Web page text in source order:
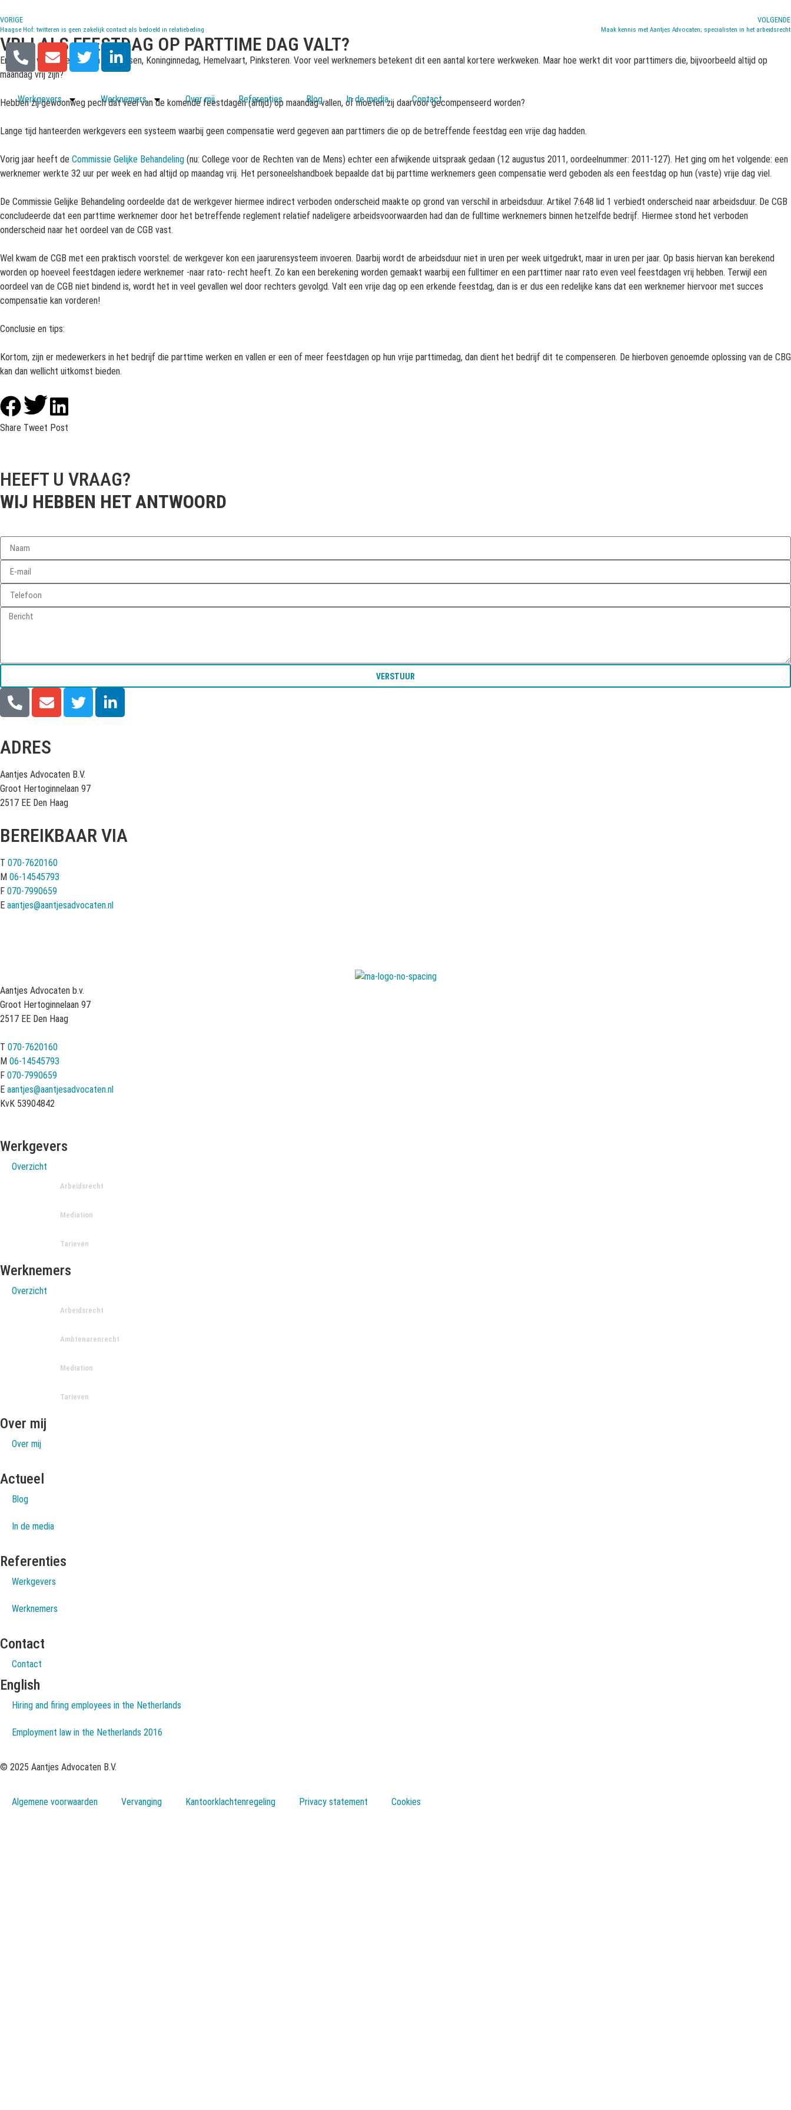
Werkgevers Werknemers Over mij Referenties Blog In de media Contact
VORIGE
Haagse Hof: twitteren is geen zakelijk contact als bedoeld in relatiebeding
VOLGENDE
Maak kennis met Aantjes Advocaten; specialisten in het arbeidsrecht
VRIJ ALS FEESTDAG OP PARTTIME DAG VALT?
Er komen weer feestdagen aan: Pasen, Koninginnedag, Hemelvaart, Pinksteren. Voor veel werknemers betekent dit een aantal kortere werkweken. Maar hoe werkt dit voor parttimers die, bijvoorbeeld altijd op
maandag vrij zijn?
Hebben zij gewoonweg pech dat veel van de komende feestdagen (altijd) op maandag vallen, of moeten zij daarvoor gecompenseerd worden?
Lange tijd hanteerden werkgevers een systeem waarbij geen compensatie werd gegeven aan parttimers die op de betreffende feestdag een vrije dag hadden.
Vorig jaar heeft de Commissie Gelijke Behandeling (nu: College voor de Rechten van de Mens) echter een afwijkende uitspraak gedaan (12 augustus 2011, oordeelnummer: 2011-127). Het ging om het volgende: een
werknemer werkte 32 uur per week en had altijd op maandag vrij. Het personeelshandboek bepaalde dat bij parttime werknemers geen compensatie werd geboden als een feestdag op hun (vaste) vrije dag viel.
De Commissie Gelijke Behandeling oordeelde dat de werkgever hiermee indirect verboden onderscheid maakte op grond van verschil in arbeidsduur. Artikel 7:648 lid 1 verbiedt onderscheid naar arbeidsduur. De CGB
concludeerde dat een parttime werknemer door het betreffende reglement relatief nadeligere arbeidsvoorwaarden had dan de fulltime werknemers binnen hetzelfde bedrijf. Hiermee stond het verboden
onderscheid naar het oordeel van de CGB vast.
Wel kwam de CGB met een praktisch voorstel: de werkgever kon een jaarurensysteem invoeren. Daarbij wordt de arbeidsduur niet in uren per week uitgedrukt, maar in uren per jaar. Op basis hiervan kan berekend
worden op hoeveel feestdagen iedere werknemer -naar rato- recht heeft. Zo kan een berekening worden gemaakt waarbij een fulltimer en een parttimer naar rato even veel feestdagen vrij hebben. Terwijl een
oordeel van de CGB niet bindend is, wordt het in veel gevallen wel door rechters gevolgd. Valt een vrije dag op een erkende feestdag, dan is er dus een redelijke kans dat een werknemer hiervoor met succes
compensatie kan vorderen!
Conclusie en tips:
Kortom, zijn er medewerkers in het bedrijf die parttime werken en vallen er een of meer feestdagen op hun vrije parttimedag, dan dient het bedrijf dit te compenseren. De hierboven genoemde oplossing van de CBG
kan dan wellicht uitkomst bieden.
Share Tweet Post
HEEFT U VRAAG?
WIJ HEBBEN HET ANTWOORD
VERSTUUR
ADRES
Aantjes Advocaten B.V.
Groot Hertoginnelaan 97
2517 EE Den Haag
BEREIKBAAR VIA
T 070-7620160
M 06-14545793
F 070-7990659
E aantjes@aantjesadvocaten.nl
Aantjes Advocaten b.v.
Groot Hertoginnelaan 97
2517 EE Den Haag
T 070-7620160
M 06-14545793
F 070-7990659
E aantjes@aantjesadvocaten.nl
KvK 53904842
Werkgevers
Overzicht
Arbeidsrecht
Mediation
Tarieven
Werknemers
Overzicht
Arbeidsrecht
Ambtenarenrecht
Mediation
Tarieven
Over mij
Over mij
Actueel
Blog
In de media
Referenties
Werkgevers
Werknemers
Contact
Contact
English
Hiring and firing employees in the Netherlands
Employment law in the Netherlands 2016
© 2025 Aantjes Advocaten B.V.
Algemene voorwaarden Vervanging Kantoorklachtenregeling Privacy statement Cookies